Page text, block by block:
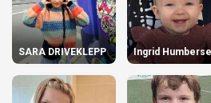
SARA DRIVEKLEPP